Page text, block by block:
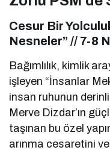
Cesur Bir
Nesneler” // 7-8
Bağımlılık, kimlik
işleyen “İnsanlar
insan ruhunun
Merve Dizdar’ın
taşınan bu özel
arınma cesaretini